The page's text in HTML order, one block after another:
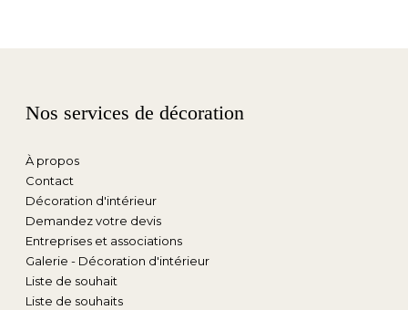
Nos services de décoration
À propos
Contact
Décoration d'intérieur
Demandez votre devis
Entreprises et associations
Galerie - Décoration d'intérieur
Liste de souhait
Liste de souhaits